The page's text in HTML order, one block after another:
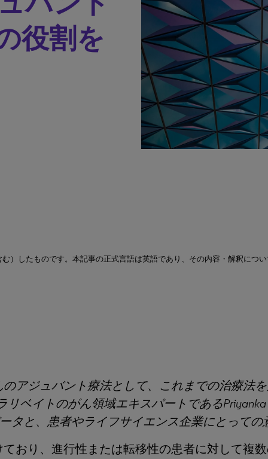
役割を
）したものです。本記事の正式言語は英語であり、その内容・解釈につ
アジュバント療法として、これまでの治療法
ベイトのがん領域エキスパートであるPriyanka
タと、患者やライフサイエンス企業にとっての
おり、進行性または転移性の患者に対して複